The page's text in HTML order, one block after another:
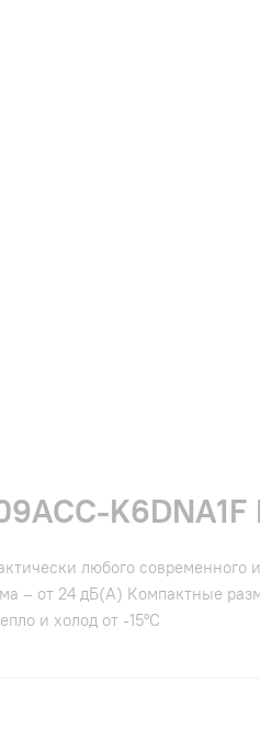
K6DNA1F
любого
– от 24 дБ(А) Компактные
и холод от -15°С